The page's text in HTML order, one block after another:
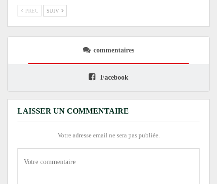
PREC SUIV
commentaires
Facebook
LAISSER UN COMMENTAIRE
Votre adresse email ne sera pas publiée.